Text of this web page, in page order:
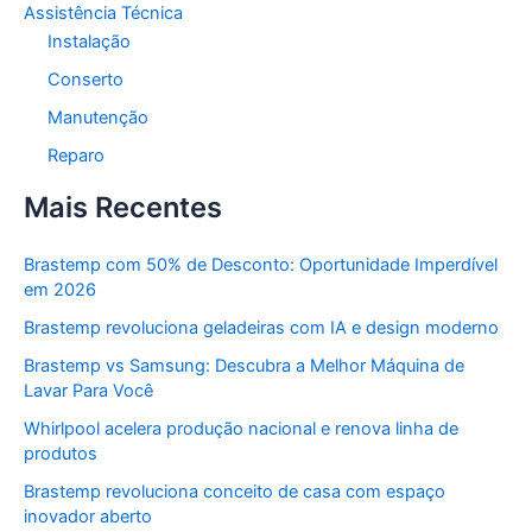
Assistência Técnica
Instalação
Conserto
Manutenção
Reparo
Mais Recentes
Brastemp com 50% de Desconto: Oportunidade Imperdível
em 2026
Brastemp revoluciona geladeiras com IA e design moderno
Brastemp vs Samsung: Descubra a Melhor Máquina de
Lavar Para Você
Whirlpool acelera produção nacional e renova linha de
produtos
Brastemp revoluciona conceito de casa com espaço
inovador aberto